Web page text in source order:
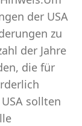
der USA
zu
der Jahre
die für
sollten